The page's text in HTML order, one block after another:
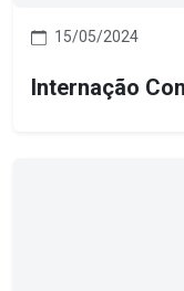
15/05/2024
Internação